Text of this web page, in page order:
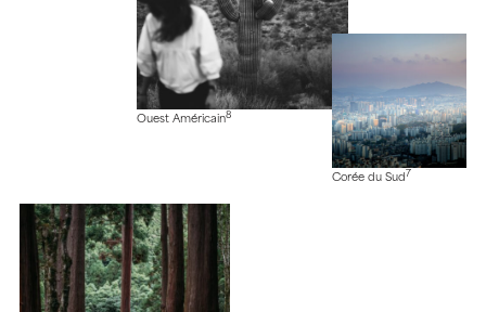
Ouest Américain8
Corée du Sud 7